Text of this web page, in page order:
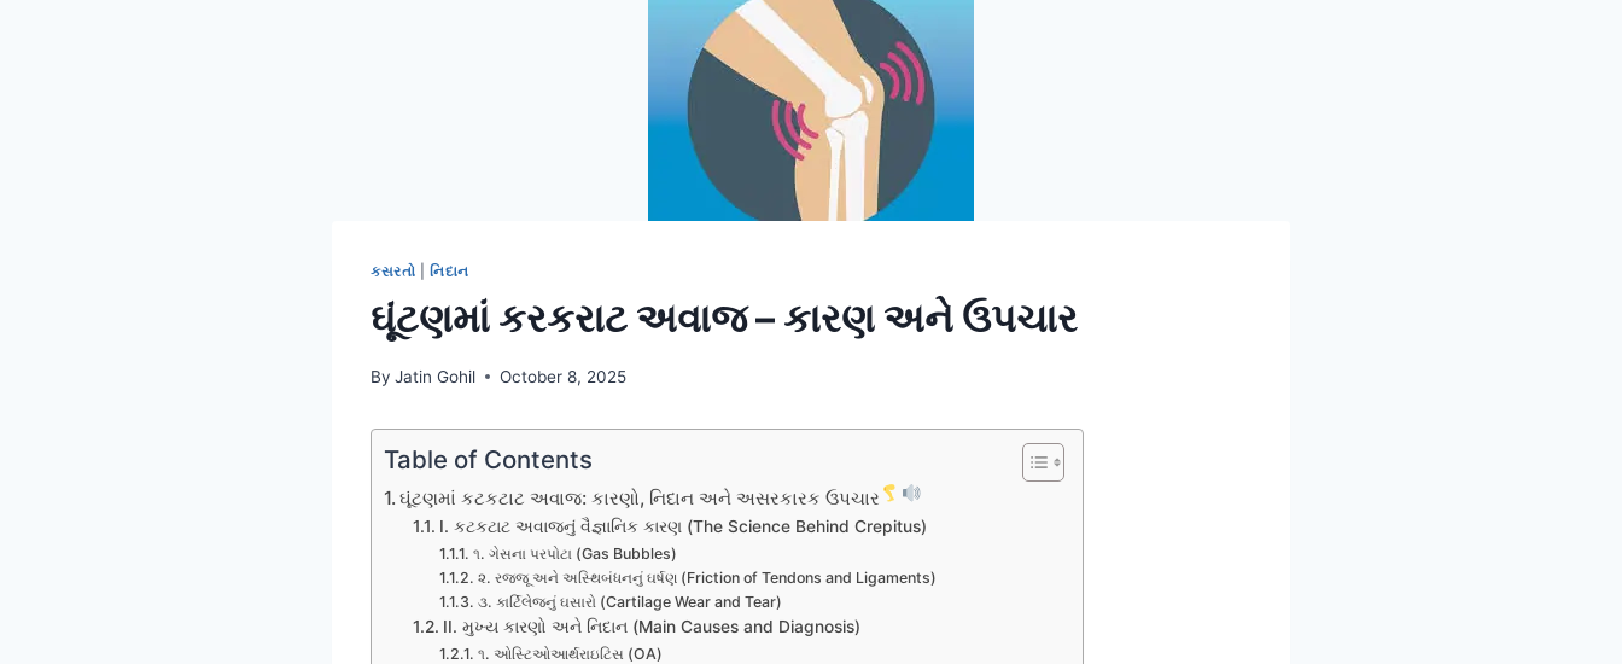
કસરતો |નિદાન
ઘૂંટણમાં કરકરાટ અવાજ – કારણ અને ઉપચાર
By Jatin Gohil October 8, 2025
Table of Contents
ઘૂંટણમાં કટકટાટ અવાજ: કારણો, નિદાન અને અસરકારક ઉપચાર
I. કટકટાટ અવાજનું વૈજ્ઞાનિક કારણ (The Science Behind Crepitus)
૧. ગેસના પરપોટા (Gas Bubbles)
૨. રજ્જૂ અને અસ્થિબંધનનું ઘર્ષણ (Friction of Tendons and Ligaments)
૩. કાર્ટિલેજનું ઘસારો (Cartilage Wear and Tear)
II. મુખ્ય કારણો અને નિદાન (Main Causes and Diagnosis)
૧. ઓસ્ટિઓઆર્થરાઇટિસ (OA)